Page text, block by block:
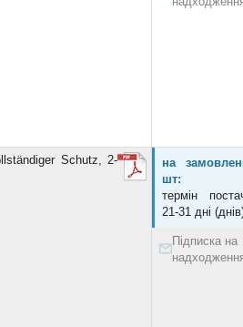
Schutz, 2-
на
шт:
термін
21-31 дні
Підписка на